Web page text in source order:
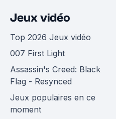
Jeux vidéo
Top 2026 Jeux vidéo
007 First Light
Assassin's Creed: Black
Flag - Resynced
Jeux populaires en ce
moment